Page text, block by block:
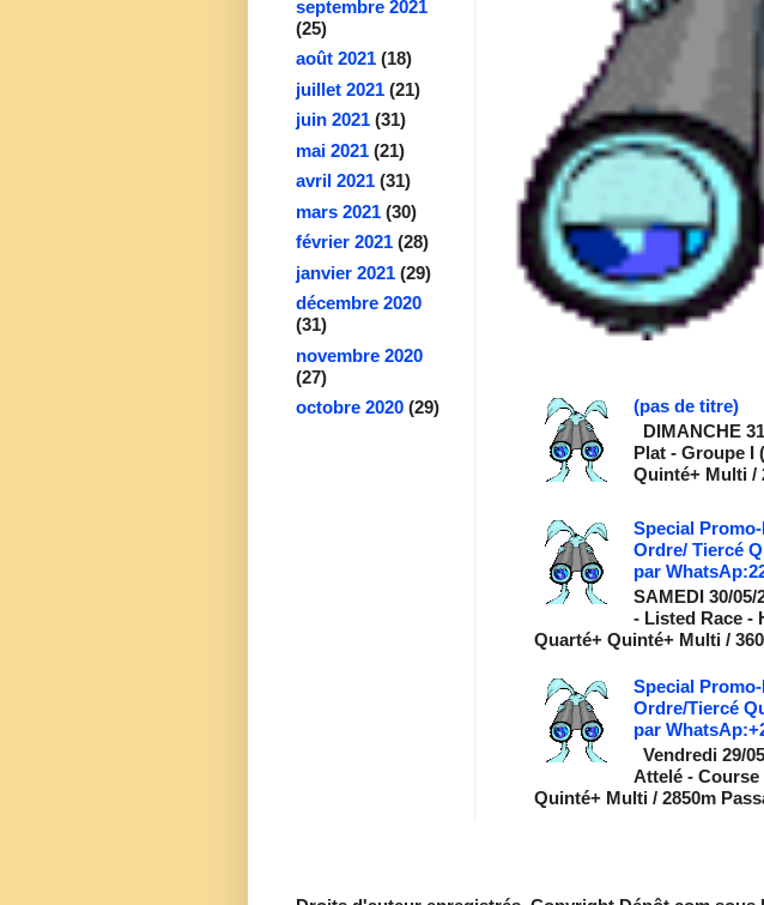
(pas de titre)
DIMANCHE
Plat - Groupe I
Quinté+ Multi /
Special
Ordre/ Tiercé
par
SAMEDI 30/05/
- Listed Race -
Quarté+ Quinté+ Multi /
Special
Ordre/Tiercé
par
Vendredi 29/
Attelé - Course
Quinté+ Multi / 2850m
septembre 2021
(25)
août 2021 (18)
juillet 2021 (21)
juin 2021 (31)
mai 2021 (21)
avril 2021 (31)
mars 2021 (30)
février 2021 (28)
janvier 2021 (29)
décembre 2020
(31)
novembre 2020
(27)
octobre 2020 (29)